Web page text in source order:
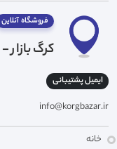
فروشگاه آنلاین
کرگ بازار -
ایمیل پشتیبانی
info@korgbazar.ir
خانه